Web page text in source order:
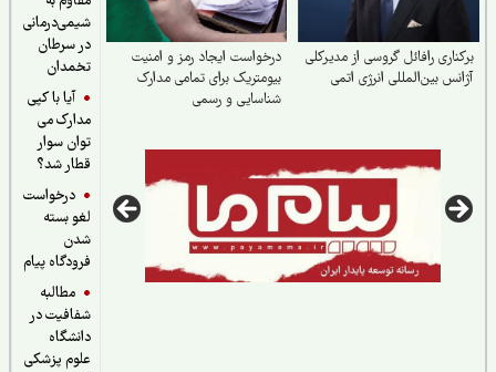
شیمی‌درمانی
در سرطان
تخمدان
آیا با کپی
مدارک می
توان سوار
قطار شد؟
درخواست
لغو بسته
فرودگاه پیام
مطالبه
شفافیت در
دانشگاه
علوم پزشکی
رافائل گروسی از مدیرکلی
بین‌المللی انرژی اتمی
درخواست ایجاد رمز و امنیت
بیومتریک برای تمامی مدارک
شناسایی و رسمی